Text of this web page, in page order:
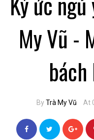
My Vũ -
bách
ByTrà My Vũ At